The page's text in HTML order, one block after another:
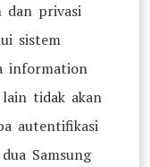
dan privasi
sistem
information
tidak akan
autentifikasi
Samsung